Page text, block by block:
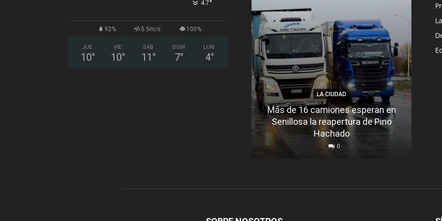
4.7°
92% 5.5m/s 100%
JUE
10°
VIE
10°
SÁB
11 °
DOM
7°
LUN
4°
LA CIUDAD
Más de 16 camiones esperan en
Senillosa la reapertura de Pino
Hachado
0